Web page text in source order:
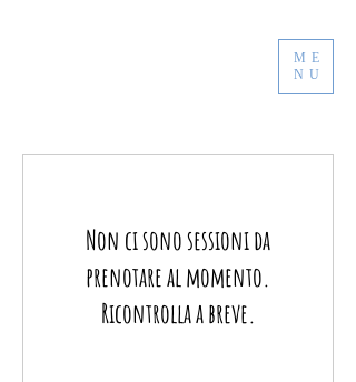
ME
NU
Non ci sono sessioni da
prenotare al momento.
Ricontrolla a breve.